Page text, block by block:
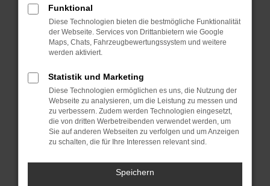
verhindern. Funktioniert die Seite in einem
anderen Browser oder in einem privaten
Fenster?
Starte dein Gerät neu.
Probleme zu beheben.
Stelle sicher, dass dein Browser und dein
Betriebssystem auf dem neuesten Stand
sind.
Veraltete Software birgt nicht nur ein
Sicherheitsrisiko, sondern kann auch dazu
führen, dass bestimmte Funktionen nicht mehr
unterstützt werden.
Funktional
Diese Technologien bieten die bestmögliche Funktionalität
der Webseite. Services von Drittanbietern wie Google
Maps, Chats, Fahrzeugbewertungssystem und weitere
werden aktiviert.
Statistik und Marketing
Diese Technologien ermöglichen es uns, die Nutzung der
Webseite zu analysieren, um die Leistung zu messen und
zu verbessern. Zudem werden Technologien eingesetzt,
die von dritten Werbetreibenden verwendet werden, um
Sie auf anderen Webseiten zu verfolgen und um Anzeigen
zu schalten, die für Ihre Interessen relevant sind.
Speichern